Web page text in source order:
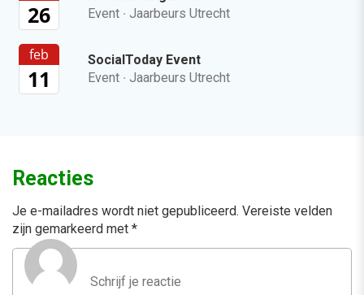
26
Event · Jaarbeurs Utrecht
feb
11
SocialToday Event
Event · Jaarbeurs Utrecht
Reacties
Je e-mailadres wordt niet gepubliceerd. Vereiste velden
zijn gemarkeerd met *